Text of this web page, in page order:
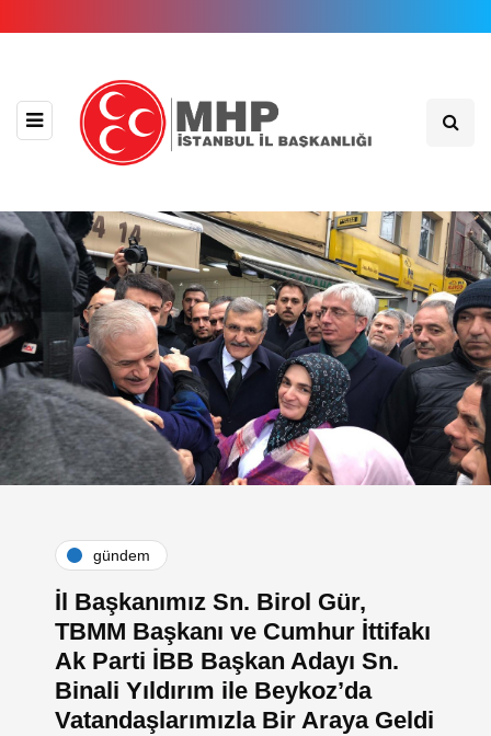
gündem
İl Başkanımız Sn. Birol Gür,
TBMM Başkanı ve Cumhur İttifakı
Ak Parti İBB Başkan Adayı Sn.
Binali Yıldırım ile Beykoz’da
Vatandaşlarımızla Bir Araya Geldi